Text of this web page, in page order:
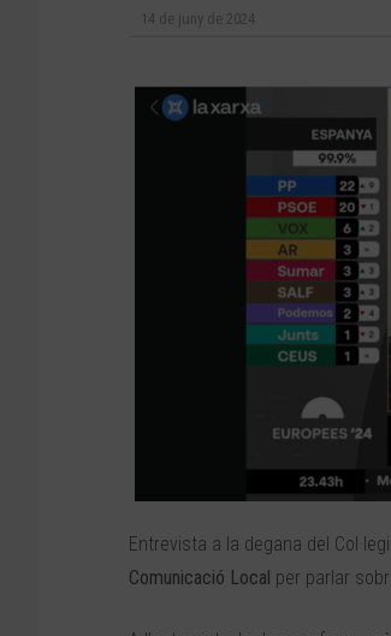
14 de juny de 2024
Entrevista a la degana del
Comunicació Local per parlar